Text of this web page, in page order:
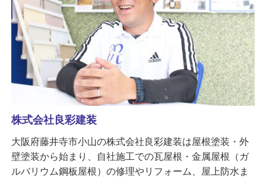
株式会社良彩建装
大阪府藤井寺市小山の株式会社良彩建装は屋根塗装・外
壁塗装から始まり、自社施工での瓦屋根・金属屋根（ガ
ルバリウム鋼板屋根）の修理やリフォーム、屋上防水ま